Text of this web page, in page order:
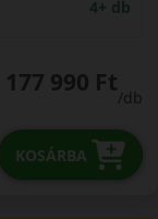
4+ db
177 990 Ft
/db
KOSÁRBA